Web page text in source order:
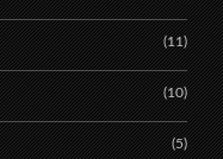
(11)
(10)
(5)